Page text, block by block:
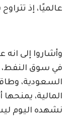
عالميًا، إذ تتراوح بين 3 و5 دولارات
وأشاروا إلى
في سوق النفط،
السعودية،
المالية،
نشهده اليوم